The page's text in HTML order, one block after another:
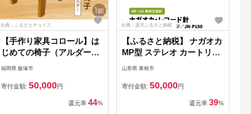
出典：ふるさとチョイス
【手作り家具コロール】は
じめての椅子（アルダー）
【E-035】
福岡県 飯塚市
寄付金額: 50,000円
還元率 44%
出典：楽天ふるさと納税
【ふるさと納税】 ナガオカ
MP型 ステレオ カートリッ
ジ MP-150 専用 交換針 JN-
ド針 専用針 躍動感 広帯域
楕円ダイヤ針 アルミ製カン
チレバー 精密 音質 山形県
山形県 東根市
寄付金額: 50,000円
還元率 39%